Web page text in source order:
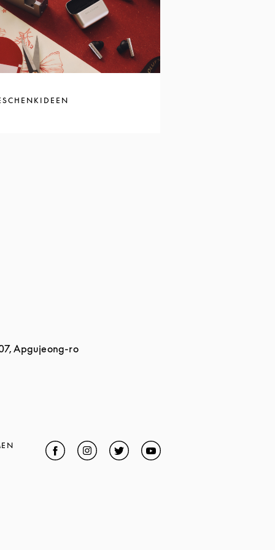
Apgujeong-ro
Facebook
Link Opens in New Tab
Instagram
Link Opens in New Tab
TwitterLink Opens in New Tab
YouTubeLink Opens in New Tab